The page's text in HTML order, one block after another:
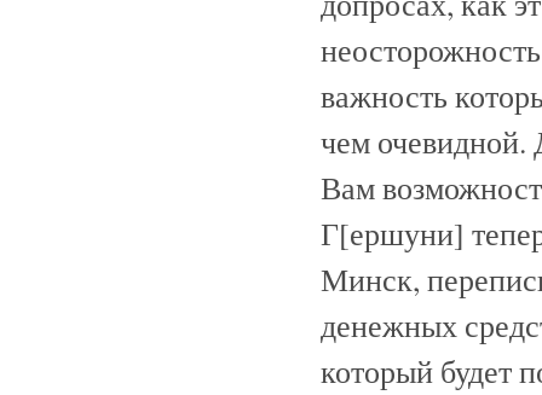
важность
чем очевидной.
Вам
Г[ершуни]
Минск,
денежных
который будет